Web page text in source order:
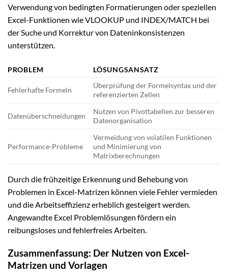
Verwendung von bedingten Formatierungen oder speziellen
Excel-Funktionen wie VLOOKUP und INDEX/MATCH bei
der Suche und Korrektur von Dateninkonsistenzen
unterstützen.
PROBLEM LÖSUNGSANSATZ
Fehlerhafte Formeln
Überprüfung der Formelsyntax und der
referenzierten Zellen
Datenüberschneidungen
Nutzen von Pivottabellen zur besseren
Datenorganisation
Performance-Probleme
Vermeidung von volatilen Funktionen
und Minimierung von
Matrixberechnungen
Durch die frühzeitige Erkennung und Behebung von
Problemen in Excel-Matrizen können viele Fehler vermieden
und die Arbeitseffizienz erheblich gesteigert werden.
Angewandte Excel Problemlösungen fördern ein
reibungsloses und fehlerfreies Arbeiten.
Zusammenfassung: Der Nutzen von Excel-
Matrizen und Vorlagen